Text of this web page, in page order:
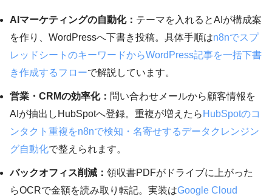
AIマーケティングの自動化： テーマを入れるとAIが構成案
を作り、WordPressへ下書き投稿。具体手順はn8nでスプ
レッドシートのキーワードからWordPress記事を一括下書
き作成するフローで解説しています。
営業・CRMの効率化： 問い合わせメールから顧客情報を
AIが抽出しHubSpotへ登録。重複が増えたら HubSpotのコ
ンタクト重複をn8nで検知・名寄せするデータクレンジン
グ自動化で整えられます。
バックオフィス削減： 領収書PDFがドライブに上がった
らOCRで金額を読み取り転記。実装はGoogle Cloud